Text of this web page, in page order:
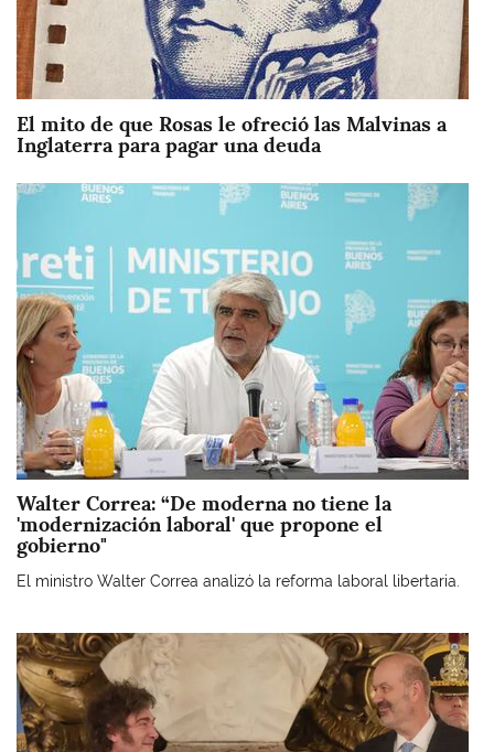
El mito de que Rosas le ofreció las Malvinas a
Inglaterra para pagar una deuda
Imagen
Walter Correa: “De moderna no tiene la
'modernización laboral' que propone el
gobierno"
El ministro Walter Correa analizó la reforma laboral libertaria.
Imagen